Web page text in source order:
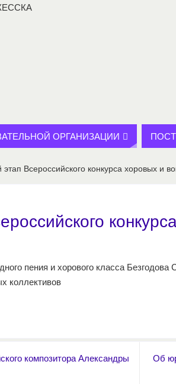
ОРГАНИЗАЦИИ
Всероссийского конкурса хоровых и
пения и хорового класса
коллективов
композитора Александры
Об